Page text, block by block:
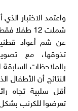
واعتمد الاختبار
شملت 12
عن شم أعواد
تذوقها، مع
بالملاحظات
النتائج أن الأطفال
أقل سلبية تجاه
تعرضوا للكرنب بشكل